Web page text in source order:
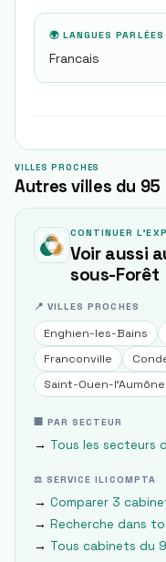
🌍 LANGUES PARLÉES
Francais
VILLES PROCHES
Autres villes du
CONTINUER
Voir aussi
sous-Forêt
📍 VILLES PROCHES
Enghien-les-Bains
Franconville
Saint-Ouen-l'Aumône
🏢 PAR SECTEUR
→ Tous les secteurs
⚖ SERVICE ILICOMPTA
→ Comparer 3
→ Recherche dans
→ Tous cabinets du